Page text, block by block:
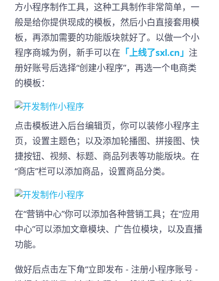
方小程序制作工具，这种工具制作非常简单，一
般是给你提供现成的模板，然后小白直接套用模
板，再添加需要的功能版块就好了。以做一个小
程序商城为例，新手可以在 「上线了sxl.cn」 注
册好账号后选择“创建小程序”，再选一个电商类
的模板：
点击模板进入后台编辑页，你可以装修小程序主
页，设置主题色；以及添加轮播图、拼接图、快
捷按钮、视频、标题、商品列表等功能版块。在
“商店”栏可以添加商品，设置商品分类。
在“营销中心”你可以添加各种营销工具；在“应用
中心”可以添加文章模块、广告位模块，以及直播
功能。
做好后点击左下角“立即发布 - 注册小程序账号 -